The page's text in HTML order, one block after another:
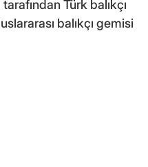
Türk balıkçı
balıkçı gemisi